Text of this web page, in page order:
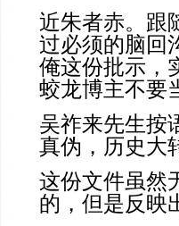
近朱者赤。跟
过必须的脑回
俺这份批示，
蛟龙博主不要
吴祚来先生按
真伪，历史大
这份文件虽然
的，但是反映